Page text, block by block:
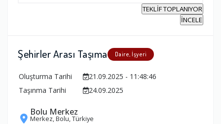
TEKLİF TOPLANIYOR
İNCELE
Şehirler Arası Taşıma Daire, İşyeri
Oluşturma Tarihi
21.09.2025 - 11:48:46
Taşınma Tarihi
24.09.2025
Bolu Merkez
Merkez, Bolu, Türkiye